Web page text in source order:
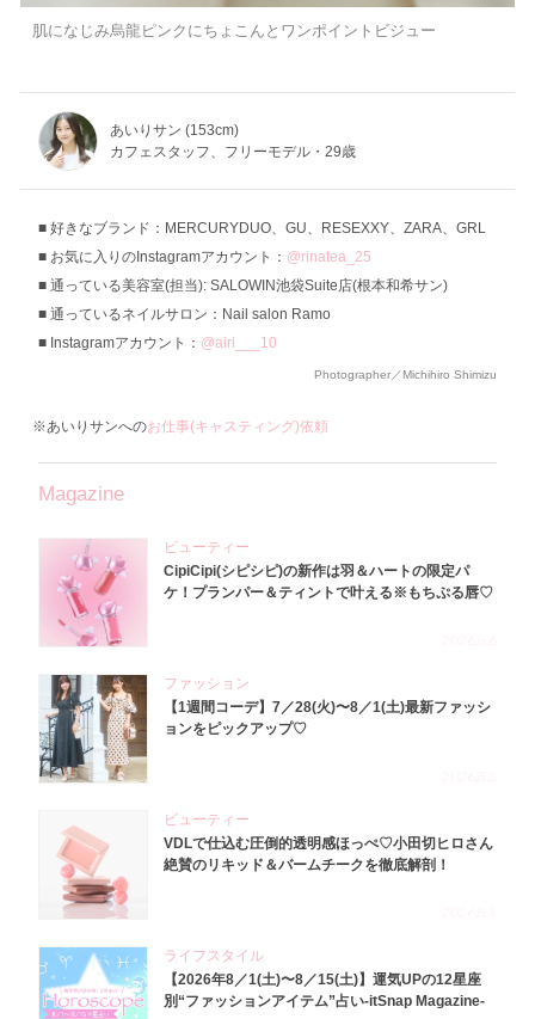
肌になじみ烏龍ピンクにちょこんとワンポイントビジュー
あいりサン (153cm)
カフェスタッフ、フリーモデル・29歳
好きなブランド：MERCURYDUO、GU、RESEXXY、ZARA、GRL
お気に入りのInstagramアカウント： @rinatea_25
通っている美容室(担当): SALOWIN池袋Suite店(根本和希サン)
通っているネイルサロン：Nail salon Ramo
Instagramアカウント： @airi___10
Photographer／Michihiro Shimizu
※あいりサンへのお仕事(キャスティング)依頼
Magazine
ビューティー
CipiCipi(シピシピ)の新作は羽＆ハートの限定パ
ケ！プランパー＆ティントで叶える※もちぷる唇♡
ファッション
【1週間コーデ】7／28(火)〜8／1(土)最新ファッシ
ョンをピックアップ♡
ビューティー
VDLで仕込む圧倒的透明感ほっぺ♡小田切ヒロさん
絶賛のリキッド＆バームチークを徹底解剖！
ライフスタイル
【2026年8／1(土)〜8／15(土)】運気UPの12星座
別“ファッションアイテム”占い-itSnap Magazine-